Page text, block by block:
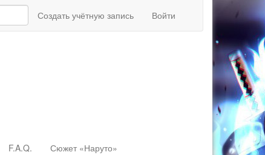
Создать учётную запись Войти
F.A.Q. Сюжет «Наруто»